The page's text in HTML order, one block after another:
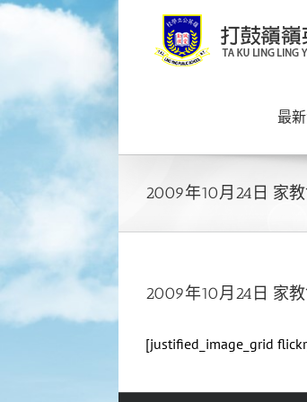
Skip
最
2009年10月24日 家
2009年10月24日 家
[justified_image_grid